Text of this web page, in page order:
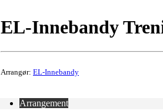
EL-Innebandy
Arrangør: EL-Innebandy
Arrangement